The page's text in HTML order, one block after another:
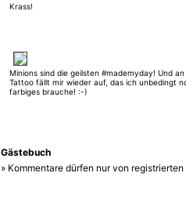
Krass!
Minions sind die geilsten #mademyday! Und
Tattoo fällt mir wieder auf, das ich unbedingt
farbiges brauche! :-)
Gästebuch
» Kommentare dürfen nur von